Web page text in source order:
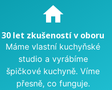
home
30 let zkušeností v oboru
Máme vlastní kuchyňské
studio a vyrábíme
špičkové kuchyně. Víme
přesně, co funguje.